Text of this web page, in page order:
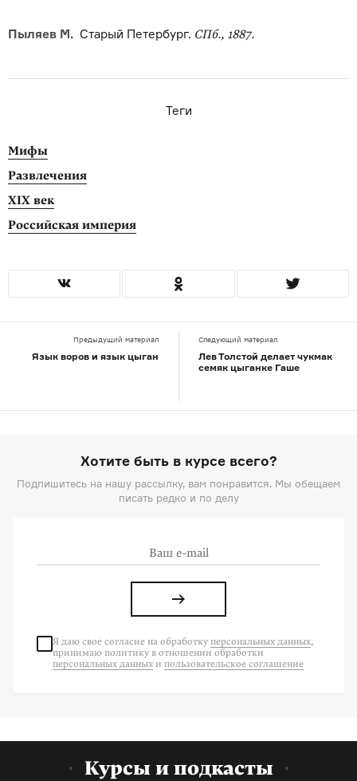
Пыляев М. Старый Петербург. СПб., 1887.
Теги
Мифы
Развлечения
XIX век
Российская империя
Предыдущий материал
Язык воров и язык цыган
Следующий материал
Лев Толстой делает чукмак
семяк цыганке Гаше
Хотите быть в курсе всего?
Подпишитесь на нашу рассылку, вам понравится. Мы обещаем
писать редко и по делу
Я даю свое согласие на обработку персональных данных,
принимаю политику в отношении обработки
персональных данных и пользовательское соглашение
Курсы и подкасты